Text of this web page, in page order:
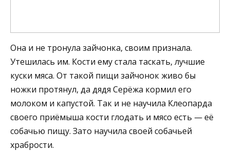
Она и не тронула зайчонка, своим признала.
Утешилась им. Кости ему стала таскать, лучшие
куски мяса. От такой пищи зайчонок живо бы
ножки протянул, да дядя Серёжа кормил его
молоком и капустой. Так и не научила Клеопарда
своего приёмыша кости глодать и мясо есть — её
собачью пищу. Зато научила своей собачьей
храбрости.